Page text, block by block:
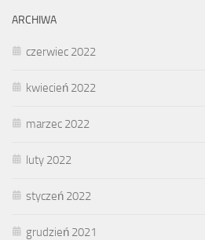
ARCHIWA
czerwiec 2022
kwiecień 2022
marzec 2022
luty 2022
styczeń 2022
grudzień 2021